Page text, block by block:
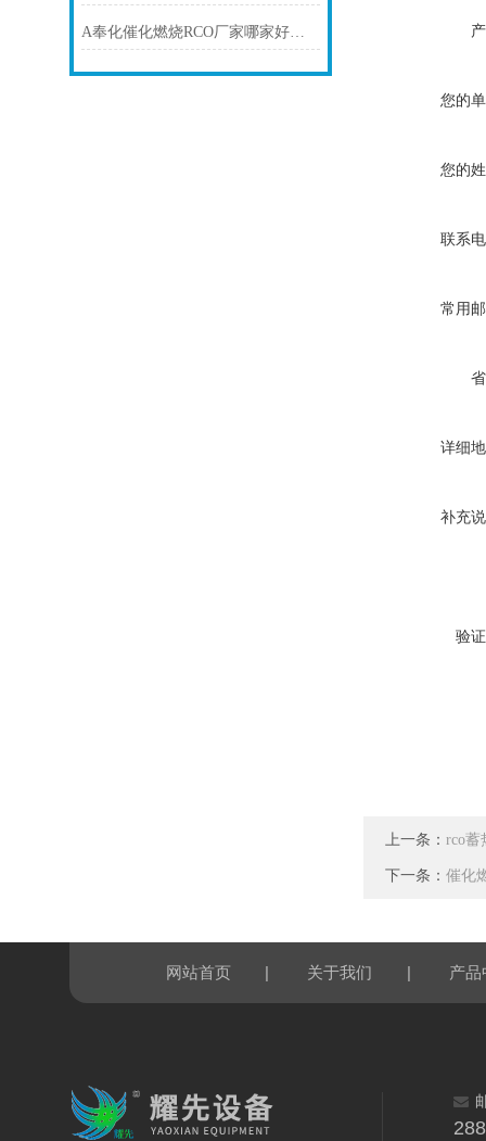
A奉化催化燃烧RCO厂家哪家好？耀先废气处理设备厂家1V1服务
您的
您的
联系
常用
详细
补充
验
上一条： rco蓄
下一条： 催化
网站首页 | 关于我们 | 产品